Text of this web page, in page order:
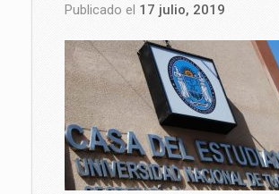
Publicado el 17 julio, 2019